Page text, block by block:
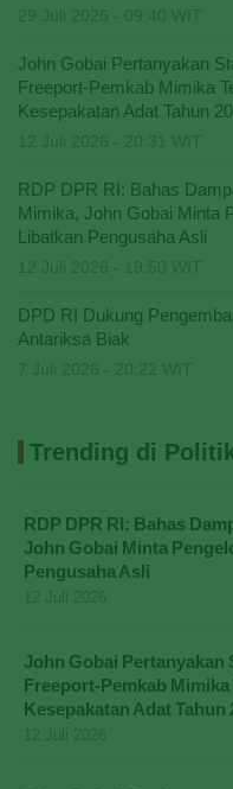
John Gobai Pertanyakan
Freeport-Pemkab Mimika
Kesepakatan Adat Tahun
RDP DPR RI: Bahas
Mimika, John Gobai Minta
Libatkan Pengusaha Asli
DPD RI Dukung
Antariksa Biak
Trending di
RDP DPR RI: Bahas
John Gobai Minta
Pengusaha Asli
John Gobai Pertanyakan
Freeport-Pemkab Mimika
Kesepakatan Adat Tahun